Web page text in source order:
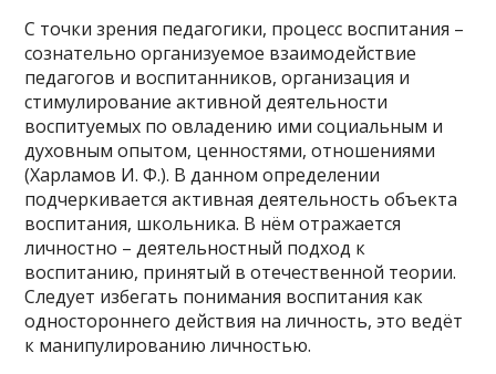
С точки зрения педагогики, процесс воспитания –
сознательно организуемое взаимодействие
педагогов и воспитанников, организация и
стимулирование активной деятельности
воспитуемых по овладению ими социальным и
духовным опытом, ценностями, отношениями
(Харламов И. Ф.). В данном определении
подчеркивается активная деятельность объекта
воспитания, школьника. В нём отражается
личностно – деятельностный подход к
воспитанию, принятый в отечественной теории.
Следует избегать понимания воспитания как
одностороннего действия на личность, это ведёт
к манипулированию личностью.